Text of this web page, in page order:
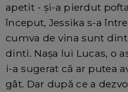
apetit - și-a pierdut
început, Jessika s-a
cumva de vina sunt
dinti. Nașa lui Lucas, o
i-a sugerat că ar putea
gât. Dar după ce a